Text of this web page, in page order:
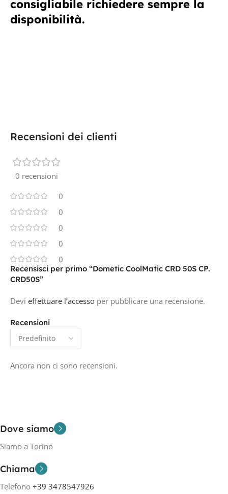
consigliabile richiedere sempre la
disponibilità.
Recensioni dei clienti
0 recensioni
0
0
0
0
0
Recensioni
Ancora non ci sono recensioni.
Recensisci per primo “Dometic CoolMatic CRD 50S CP.
CRD50S”
Devi effettuare l’accesso per pubblicare una recensione.
Dove siamo
Siamo a Torino
Chiama
Telefono +39 3478547926